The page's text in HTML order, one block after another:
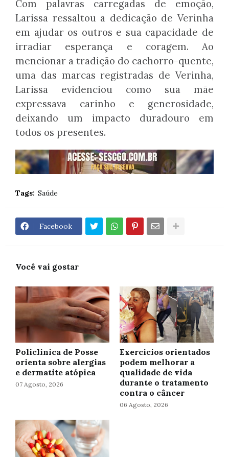
Com palavras carregadas de emoção,
Larissa ressaltou a dedicação de Verinha
em ajudar os outros e sua capacidade de
irradiar esperança e coragem. Ao
mencionar a tradição do cachorro-quente,
uma das marcas registradas de Verinha,
Larissa evidenciou como sua mãe
expressava carinho e generosidade,
deixando um impacto duradouro em
todos os presentes.
Tags: Saúde
Facebook
Você vai gostar
Policlínica de Posse
orienta sobre alergias
e dermatite atópica
07 Agosto, 2026
Exercícios orientados
podem melhorar a
qualidade de vida
durante o tratamento
contra o câncer
06 Agosto, 2026